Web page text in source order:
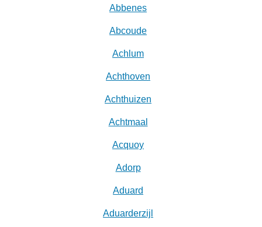
Abbenes
Abcoude
Achlum
Achthoven
Achthuizen
Achtmaal
Acquoy
Adorp
Aduard
Aduarderzijl